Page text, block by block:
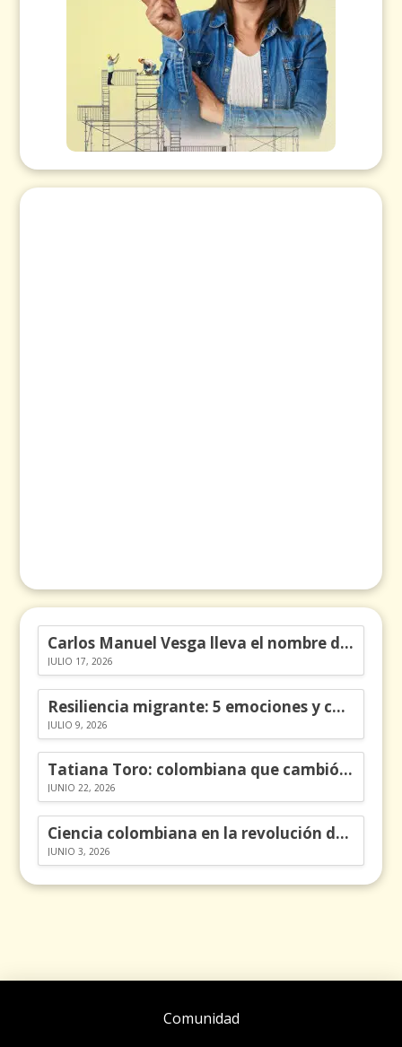
Carlos Manuel Vesga lleva el nombre de Colombia a los Emmy
JULIO 17, 2026
Resiliencia migrante: 5 emociones y cómo gestionarlas
JULIO 9, 2026
Tatiana Toro: colombiana que cambió la historia de las matemáticas
JUNIO 22, 2026
Ciencia colombiana en la revolución de los órganos en chips
JUNIO 3, 2026
Comunidad